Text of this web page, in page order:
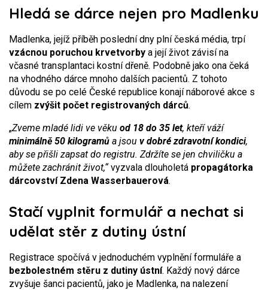
Hledá se dárce nejen pro Madlenku
Madlenka, jejíž příběh poslední dny plní česká média, trpí
vzácnou poruchou krvetvorby a její život závisí na
včasné transplantaci kostní dřeně. Podobně jako ona čeká
na vhodného dárce mnoho dalších pacientů. Z tohoto
důvodu se po celé České republice konají náborové akce s
cílem zvýšit počet registrovaných dárců.
„Zveme mladé lidi ve věku od 18 do 35 let, kteří váží
minimálně 50 kilogramů a jsou v dobré zdravotní kondici,
aby se přišli zapsat do registru. Zdržíte se jen chviličku a
můžete zachránit život,“vyzvala dlouholetá propagátorka
dárcovství Zdena Wasserbauerová.
Stačí vyplnit formulář a nechat si
udělat stěr z dutiny ústní
Registrace spočívá v jednoduchém vyplnění formuláře a
bezbolestném stěru z dutiny ústní. Každý nový dárce
zvyšuje šanci pacientů, jako je Madlenka, na nalezení